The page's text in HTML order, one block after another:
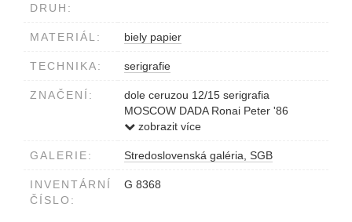
DRUH:
MATERIÁL: biely papier
TECHNIKA: serigrafie
ZNAČENÍ:
dole ceruzou 12/15 serigrafia
MOSCOW DADA Ronai Peter '86
v grafike azbukou DA DA
zobrazit více
GALERIE: Stredoslovenská galéria, SGB
INVENTÁRNÍ
ČÍSLO:
G 8368